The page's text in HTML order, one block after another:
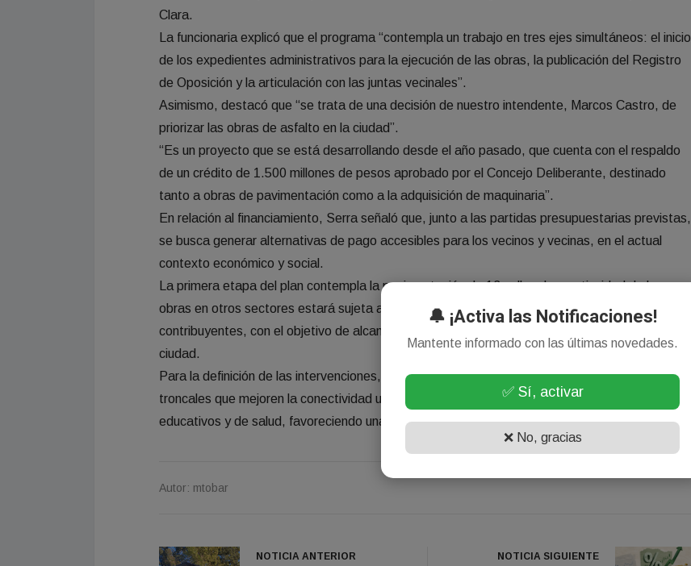
Clara.
La funcionaria explicó que el programa “contempla un trabajo en tres ejes simultáneos: el inicio
de los expedientes administrativos para la ejecución de las obras, la publicación del Registro
de Oposición y la articulación con las juntas vecinales”.
Asimismo, destacó que “se trata de una decisión de nuestro intendente, Marcos Castro, de
priorizar las obras de asfalto en la ciudad”.
“Es un proyecto que se está desarrollando desde el año pasado, que cuenta con el respaldo
de un crédito de 1.500 millones de pesos aprobado por el Concejo Deliberante, destinado
tanto a obras de pavimentación como a la adquisición de maquinaria”.
En relación al financiamiento, Serra señaló que, junto a las partidas presupuestarias previstas,
se busca generar alternativas de pago accesibles para los vecinos y vecinas, en el actual
contexto económico y social.
La primera etapa del plan contempla la pavimentación de 13 calles. La continuidad de las
obras en otros sectores estará sujeta al recupero de la inversión a través del aporte de los
contribuyentes, con el objetivo de alcanzar progresivamente a un total de 16 barrios de la
ciudad.
Para la definición de las intervenciones, se priorizan criterios como la consolidación de accesos
troncales que mejoren la conectividad urbana, así como la cercanía a establecimientos
educativos y de salud, favoreciendo una mejor circulación y calidad de vida para los vecinos.
Autor: mtobar
NOTICIA ANTERIOR NOTICIA SIGUIENTE
🔔 ¡Activa las Notificaciones!
Mantente informado con las últimas novedades.
✅ Sí, activar
❌ No, gracias